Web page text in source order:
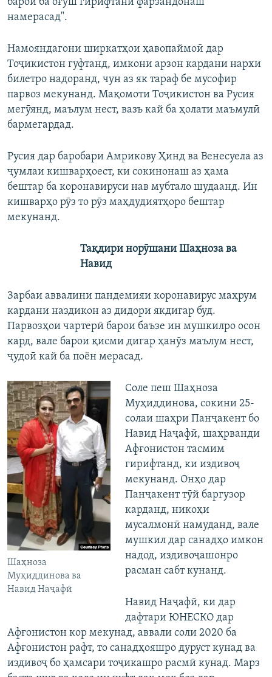
барои ба оғӯш гирифтани фарзандонаш
намерасад".
Намояндагони ширкатҳои ҳавопаймоӣ дар
Тоҷикистон гуфтанд, имкони арзон кардани нархи
билетро надоранд, чун аз як тараф бе мусофир
парвоз мекунанд. Мақомоти Тоҷикистон ва Русия
мегӯянд, маълум нест, вазъ кай ба ҳолати маъмулӣ
бармегардад.
Русия дар баробари Амрикову Ҳинд ва Венесуела аз
ҷумлаи кишварҳоест, ки сокинонаш аз ҳама
бештар ба коронавируси нав мубтало шудаанд. Ин
кишварҳо рӯз то рӯз маҳдудиятҳоро бештар
мекунанд.
Тақдири норӯшани Шаҳноза ва
Навид
Зарбаи аввалини пандемияи коронавирус маҳрум
кардани наздикон аз дидори якдигар буд.
Парвозҳои чартерӣ барои баъзе ин мушкилро осон
кард, вале барои қисми дигар ҳанӯз маълум нест,
ҷудоӣ кай ба поён мерасад.
Шаҳноза
Муҳиддинова ва
Навид Наҷафӣ
Соле пеш Шаҳноза
Муҳиддинова, сокини 25-
солаи шаҳри Панҷакент бо
Навид Наҷафӣ, шаҳрванди
Афғонистон тасмим
гирифтанд, ки издивоҷ
мекунанд. Онҳо дар
Панҷакент тӯй баргузор
карданд, никоҳи
мусалмонӣ намуданд, вале
мушкил дар санадҳо имкон
надод, издивоҷашонро
расман сабт кунанд.
Навид Наҷафӣ, ки дар
дафтари ЮНЕСКО дар
Афғонистон кор мекунад, аввали соли 2020 ба
Афғонистон рафт, то санадҳояшро дуруст кунад ва
издивоҷ бо ҳамсари тоҷикашро расмӣ кунад. Марз